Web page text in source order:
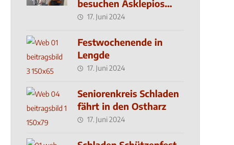
besuchen Asklepios
Klinik
17. Juni 2024
Festwochenende in
Lengde
17. Juni 2024
Seniorenkreis Schladen
fährt in den Ostharz
17. Juni 2024